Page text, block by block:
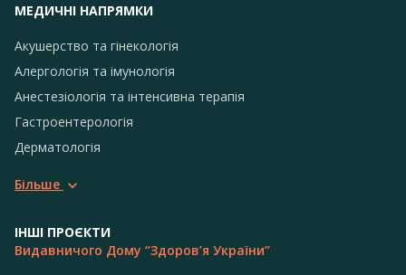
МЕДИЧНІ НАПРЯМКИ
Акушерство та гінекологія
Алергологія та імунологія
Анестезіологія та інтенсивна терапія
Гастроентерологія
Дерматологія
Більше
ІНШІ ПРОЄКТИ
Видавничого Дому “Здоров’я України”